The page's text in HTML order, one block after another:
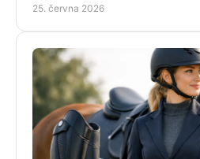
25. června 2026